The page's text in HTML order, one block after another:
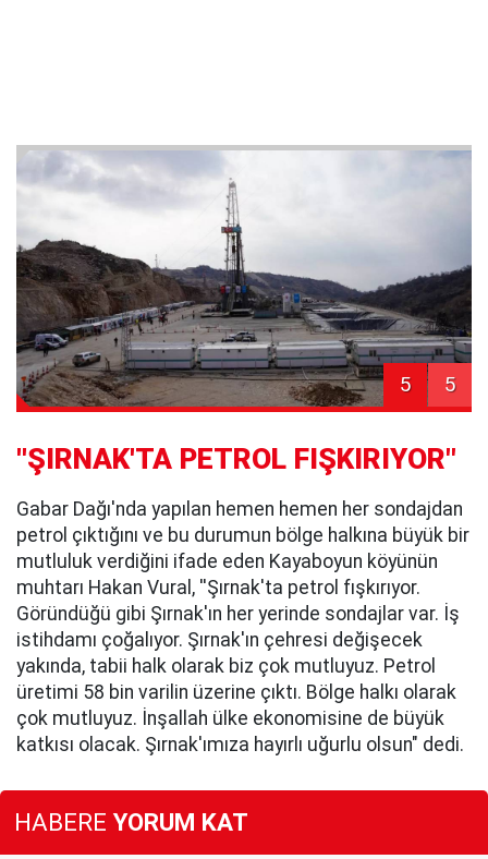
5 5
''ŞIRNAK'TA PETROL FIŞKIRIYOR"
Gabar Dağı'nda yapılan hemen hemen her sondajdan
petrol çıktığını ve bu durumun bölge halkına büyük bir
mutluluk verdiğini ifade eden Kayaboyun köyünün
muhtarı Hakan Vural, ''Şırnak'ta petrol fışkırıyor.
Göründüğü gibi Şırnak'ın her yerinde sondajlar var. İş
istihdamı çoğalıyor. Şırnak'ın çehresi değişecek
yakında, tabii halk olarak biz çok mutluyuz. Petrol
üretimi 58 bin varilin üzerine çıktı. Bölge halkı olarak
çok mutluyuz. İnşallah ülke ekonomisine de büyük
katkısı olacak. Şırnak'ımıza hayırlı uğurlu olsun" dedi.
HABERE YORUM KAT